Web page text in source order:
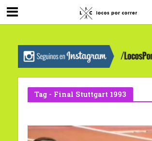
G-0X2PD3RFLV
Tag - Final Stuttgart 1993